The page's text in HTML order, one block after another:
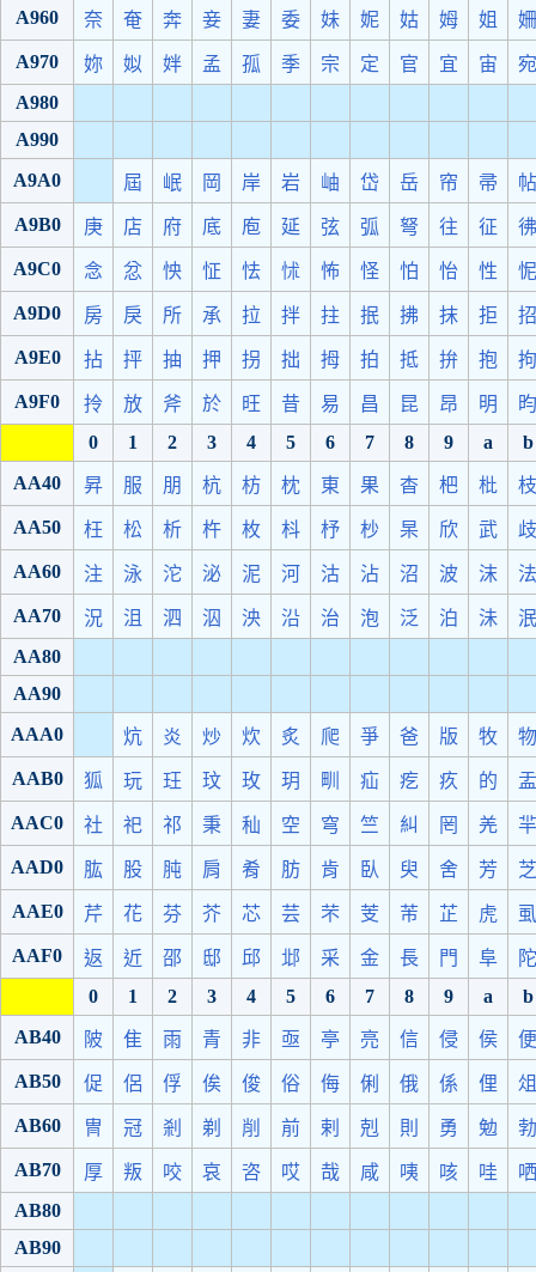
A960 奈 奄 奔 妾 妻 委 妹 妮 姑 姆 姐 姍
A970 妳 姒 姅 孟 孤 季 宗 定 官 宜 宙
宛
A980
A990
A9A0
屆 岷 岡 岸 岩 岫 岱 岳 帘 帚 帖
A9B0 庚 店 府 底 庖 延 弦 弧 弩 往 征 彿
A9C0 念 忿 怏 怔 怯 怵 怖 怪 怕 怡 性 怩
A9D0 房 戾 所 承 拉 拌 拄 抿 拂 抹 拒 招
A9E0 拈 抨 抽 押 拐 拙 拇 拍 抵 拚 抱 拘
A9F0 拎 放 斧 於 旺 昔 易 昌 昆 昂 明
昀
0
1 2 3 4 5 6 7 8 9 a
b
AA40
昇 服 朋 杭 枋 枕 東 果 杳 杷 枇 枝
AA50 枉 松 析 杵 枚 枓 杼 杪 杲 欣 武 歧
AA60 注 泳 沱 泌 泥 河 沽 沾 沼 波 沫 法
AA70 況 沮 泗 泅 泱 沿 治 泡 泛 泊 沬
泯
AA80
AA90
AAA0
炕 炎 炒 炊 炙 爬 爭 爸 版 牧 物
AAB0 狐 玩 玨 玟 玫 玥 甽 疝 疙 疚 的 盂
AAC0 社 祀 祁 秉 秈 空 穹 竺 糾 罔 羌 羋
AAD0 肱 股 肫 肩 肴 肪 肯 臥 臾 舍 芳 芝
AAE0 芹 花 芬 芥 芯 芸 芣 芰 芾 芷 虎 虱
AAF0 返 近 邵 邸 邱 邶 采 金 長 門 阜
陀
0
1 2 3 4 5 6 7 8 9 a
b
AB40
陂 隹 雨 青 非 亟 亭 亮 信 侵 侯 便
AB50 促 侶 俘 俟 俊 俗 侮 俐 俄 係 俚 俎
AB60 冑 冠 剎 剃 削 前 剌 剋 則 勇 勉 勃
AB70 厚 叛 咬 哀 咨 哎 哉 咸 咦 咳 哇
哂
AB80
AB90